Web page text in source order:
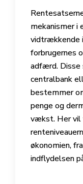
mekanismer i
vidtrækkende
forbrugernes
adfærd.
centralbank
bestemmer
penge og
vækst. Her vil
økonomien,
indflydelsen